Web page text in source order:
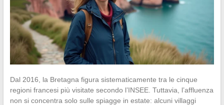
Dal 2016, la Bretagna figura sistematicamente tra le cinque
regioni francesi più visitate secondo l’INSEE. Tuttavia, l’affluenza
non si concentra solo sulle spiagge in estate: alcuni villaggi